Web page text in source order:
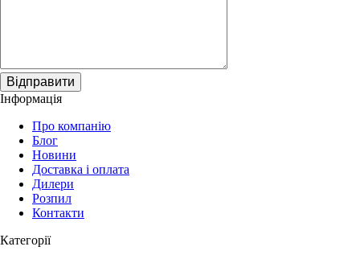
Відправити
Інформація
Про компанію
Блог
Новини
Доставка і оплата
Дилери
Розпил
Контакти
Категорії